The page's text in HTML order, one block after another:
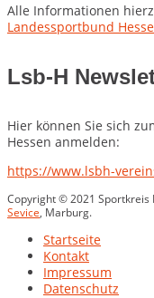
Alle Informationen
Landessportbund
Lsb-H
Hier können Sie sich
Hessen anmelden:
https://www.lsbh-
Copyright © 2021 Sportkreis
Sevice, Marburg.
Startseite
Kontakt
Impressum
Datenschutz